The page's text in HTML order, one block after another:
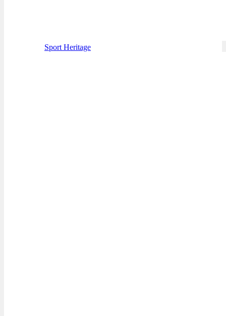
Sport Heritage